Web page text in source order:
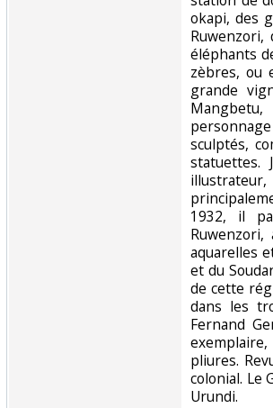
okapi, des
Ruwenzori,
éléphants
zèbres, ou
grande
sculptés,
statuettes.
1932, il
aquarelles
et du
de cette
dans les
Fernand
pliures.
colonial. Le
Urundi.‎